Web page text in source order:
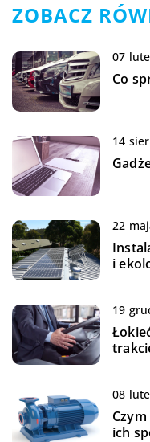
ZOBACZ
07
Co
14
22
i
19
08
ich